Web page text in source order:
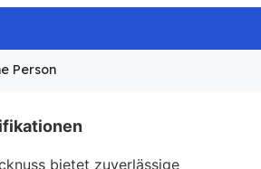
Person
bietet zuverlässige